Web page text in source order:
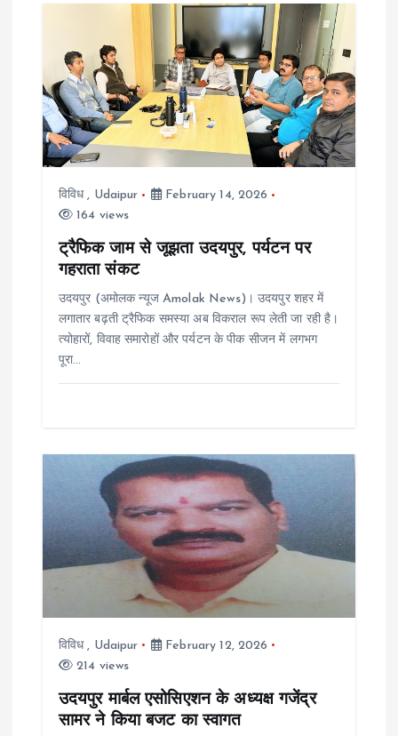
g
a
विविध, Udaipur
February 14, 2026
164 views
ट्रैफिक जाम से जूझता उदयपुर, पर्यटन पर
गहराता संकट
उदयपुर (अमोलक न्यूज Amolak News)। उदयपुर शहर में
लगातार बढ़ती ट्रैफिक समस्या अब विकराल रूप लेती जा रही है।
त्योहारों, विवाह समारोहों और पर्यटन के पीक सीजन में लगभग
पूरा…
विविध, Udaipur
February 12, 2026
214 views
उदयपुर मार्बल एसोसिएशन के अध्यक्ष गजेंद्र
सामर ने किया बजट का स्वागत